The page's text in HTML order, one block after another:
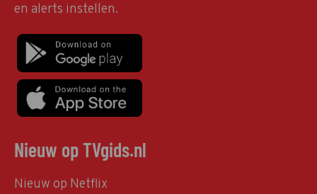
en alerts instellen.
Nieuw op TVgids.nl
Nieuw op Netflix